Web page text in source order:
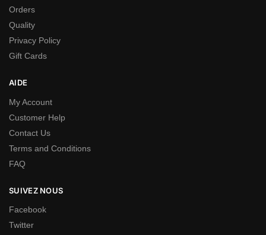
Orders
Quality
Privacy Policy
Gift Cards
AIDE
My Account
Customer Help
Contact Us
Terms and Conditions
FAQ
SUIVEZ NOUS
Facebook
Twitter